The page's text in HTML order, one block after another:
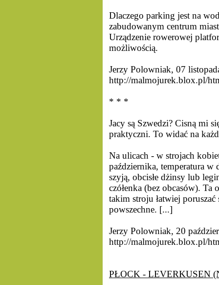
Dlaczego parking jest na
zabudowanym centrum
Urządzenie rowerowej
możliwością.
Jerzy Polowniak, 07
http://malmojurek.blox.pl/
* * *
Jacy są Szwedzi? Cisną mi
praktyczni. To widać na
Na ulicach - w strojach
października, temperatura w
szyją, obcisłe dżinsy lub
czółenka (bez obcasów). Ta
takim stroju łatwiej
powszechne. [...]
Jerzy Polowniak, 20
http://malmojurek.blox.pl/
PŁOCK - LEVERKUSEN